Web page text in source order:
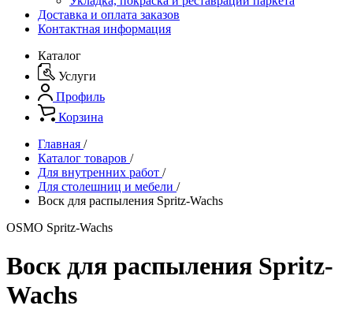
Доставка и оплата заказов
Контактная информация
Каталог
Услуги
Профиль
Корзина
Главная /
Каталог товаров /
Для внутренних работ /
Для столешниц и мебели /
Воск для распыления Spritz-Wachs
OSMO Spritz-Wachs
Воск для распыления Spritz-
Wachs